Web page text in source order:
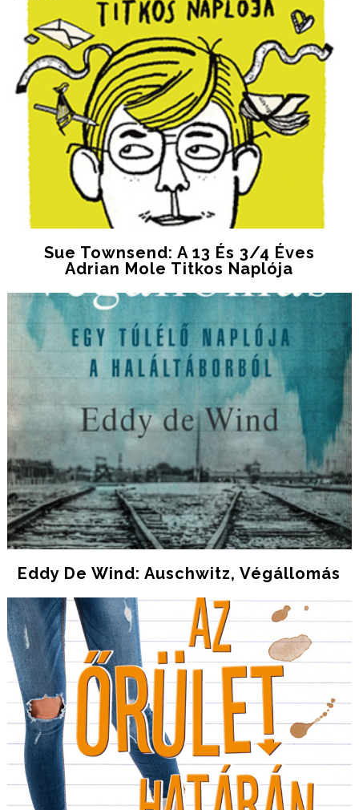
Sue Townsend: A 13 És 3/4 Éves
Adrian Mole Titkos Naplója
Eddy De Wind: Auschwitz, ​végállomás